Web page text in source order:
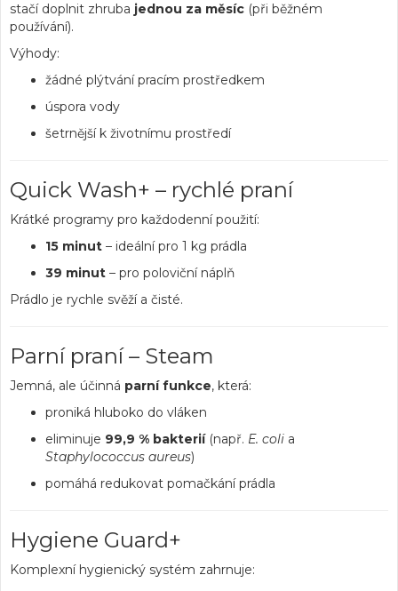
stačí doplnit zhruba jednou za měsíc (při běžném
používání).
Výhody:
žádné plýtvání pracím prostředkem
úspora vody
šetrnější k životnímu prostředí
Quick Wash+ – rychlé praní
Krátké programy pro každodenní použití:
15 minut – ideální pro 1 kg prádla
39 minut – pro poloviční náplň
Prádlo je rychle svěží a čisté.
Parní praní – Steam
Jemná, ale účinná parní funkce, která:
proniká hluboko do vláken
eliminuje 99,9 % bakterií(např. E. coli a
Staphylococcus aureus)
pomáhá redukovat pomačkání prádla
Hygiene Guard+
Komplexní hygienický systém zahrnuje: